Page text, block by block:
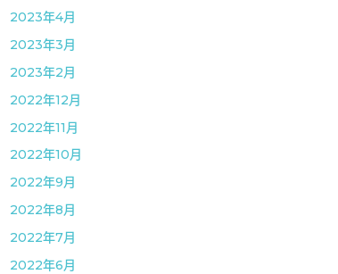
2023年4月
2023年3月
2023年2月
2022年12月
2022年11月
2022年10月
2022年9月
2022年8月
2022年7月
2022年6月